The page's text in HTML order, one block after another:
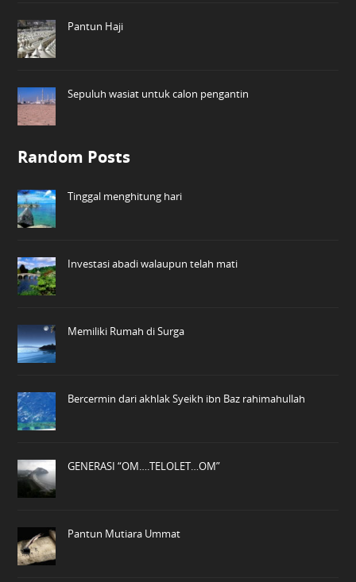
Pantun Haji
Sepuluh wasiat untuk calon pengantin
Random Posts
Tinggal menghitung hari
Investasi abadi walaupun telah mati
Memiliki Rumah di Surga
Bercermin dari akhlak Syeikh ibn Baz rahimahullah
GENERASI “OM….TELOLET…OM”
Pantun Mutiara Ummat